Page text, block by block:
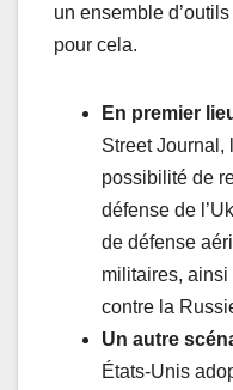
un ensemble
pour cela.
En premier
Street Journal,
possibilité de
défense de
de défense
militaires, ainsi
contre la
Un autre
États-Unis